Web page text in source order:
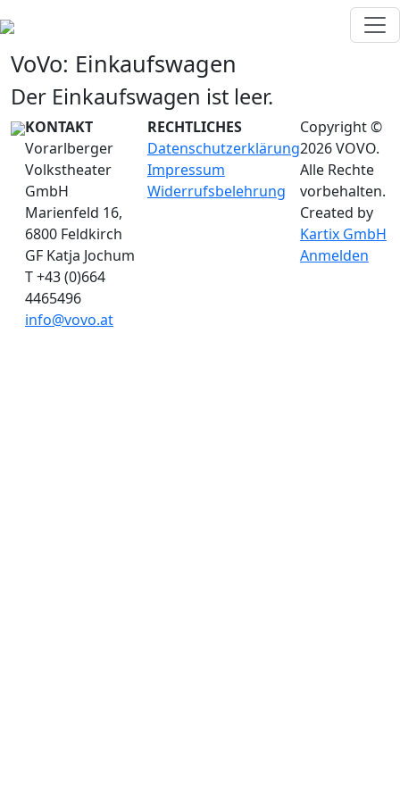
VoVo: Einkaufswagen
Der Einkaufswagen ist leer.
KONTAKT
Vorarlberger
Volkstheater
GmbH
Marienfeld 16,
6800 Feldkirch
GF Katja Jochum
T +43 (0)664
4465496
info@vovo.at
RECHTLICHES
Datenschutzerklärung
Impressum
Widerrufsbelehrung
Copyright ©
2026 VOVO.
Alle Rechte
vorbehalten.
Created by
Kartix GmbH
Anmelden